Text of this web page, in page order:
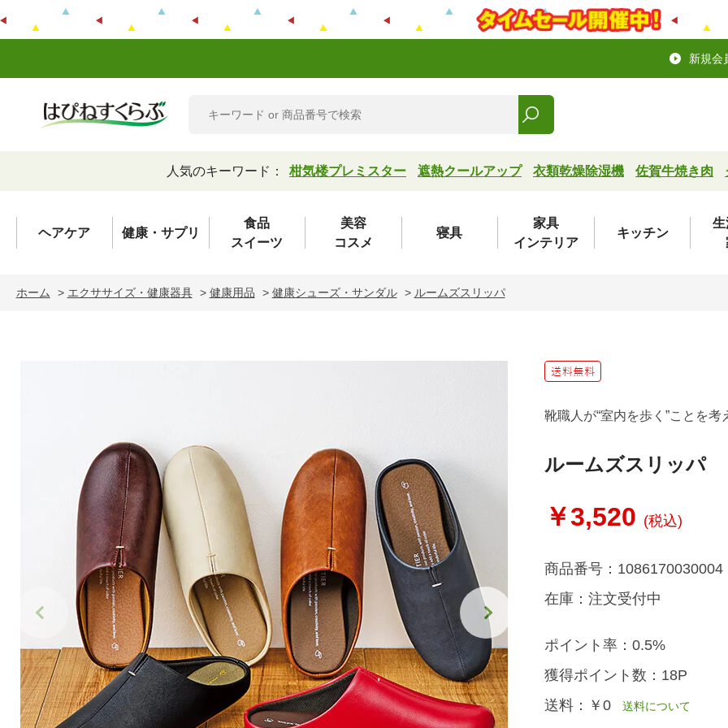
新規会
人気のキーワード： 柑気楼プレミスター 遮熱クールアップ 衣類乾燥除湿機 佐賀牛焼き肉
ヘアケア 健康・サプリ
食品
スイーツ
美容
コスメ
寝具
家具
インテリア
キッチン
生
ホーム > エクササイズ・健康器具 > 健康用品 > 健康シューズ・サンダル > ルームズスリッパ
靴職人が“室内を歩く”ことを考
ルームズスリッパ
￥3,520 (税込)
商品番号： 1086170030004
在庫： 注文受付中
ポイント率： 0.5%
獲得ポイント数： 18P
送料： ￥0送料について